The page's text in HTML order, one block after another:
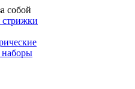
собой